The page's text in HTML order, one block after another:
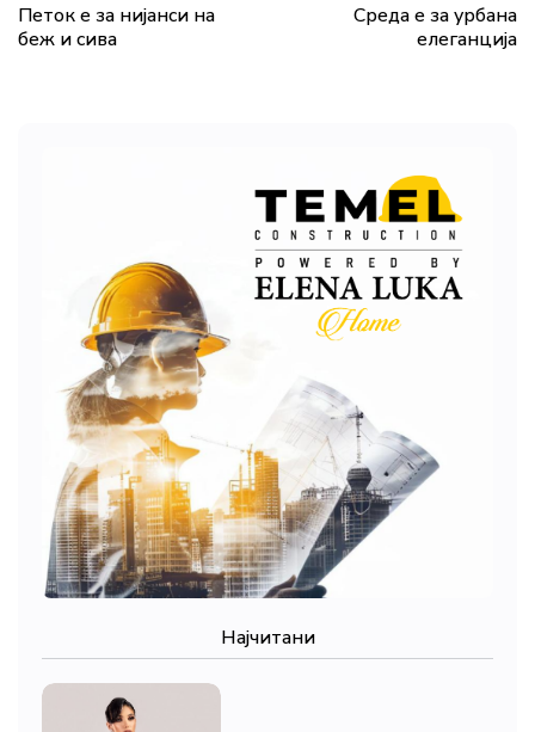
Петок е за нијанси на
беж и сива
Среда е за урбана
елеганција
Најчитани